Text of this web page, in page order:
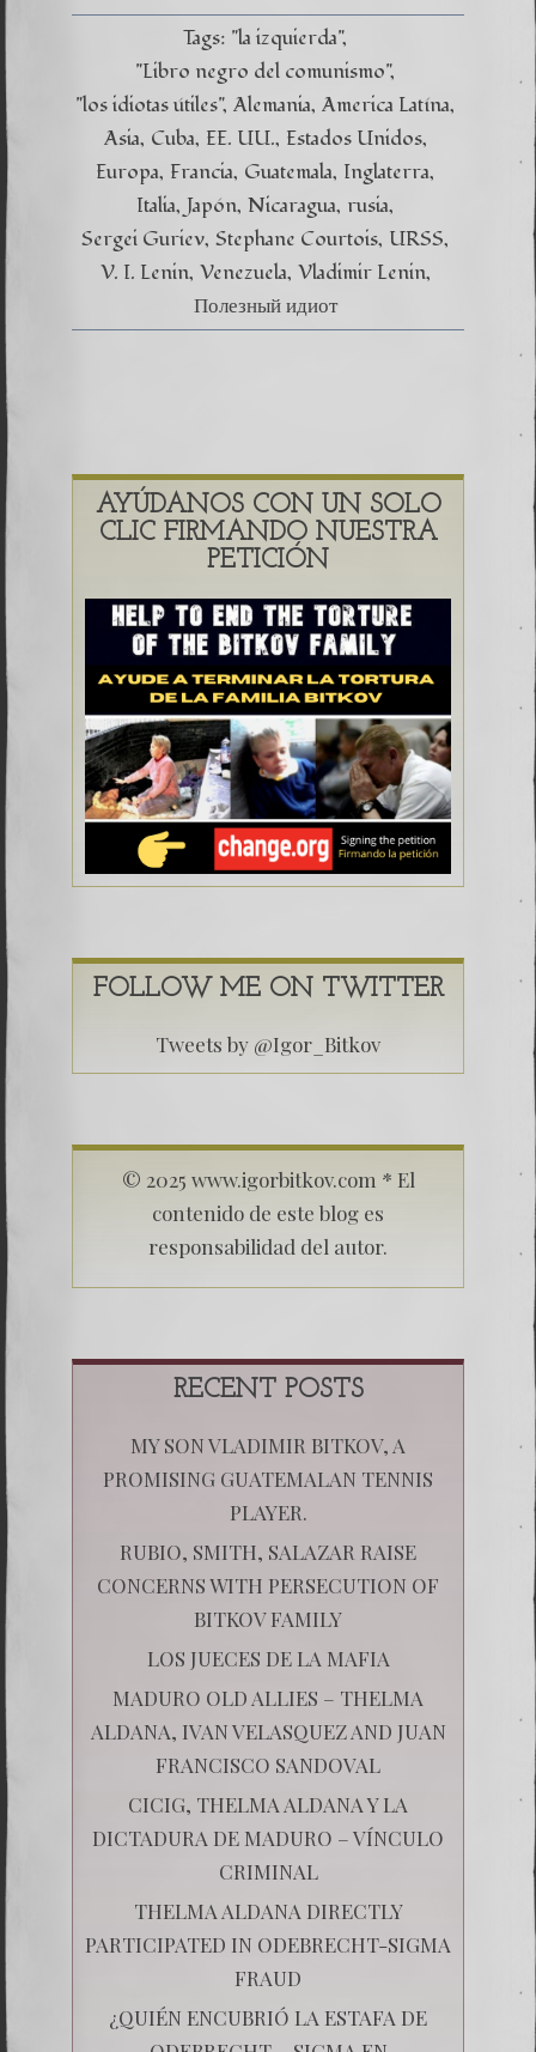
Tags: "la izquierda"
"Libro negro del comunismo"
"los idiotas útiles" Alemania America Latína
Asia Cuba EE. UU. Estados Unidos
Europa Francia Guatemala Inglaterra
Italia Japón Nicaragua rusia
Sergei Guriev Stephane Courtois URSS
V. I. Lenin Venezuela Vladimir Lenin
Полезный идиот
AYÚDANOS CON UN SOLO
CLIC FIRMANDO NUESTRA
PETICIÓN
FOLLOW ME ON TWITTER
Tweets by @Igor_Bitkov
© 2025 www.igorbitkov.com * El
contenido de este blog es
responsabilidad del autor.
RECENT POSTS
MY SON VLADIMIR BITKOV, A
PROMISING GUATEMALAN TENNIS
PLAYER.
RUBIO, SMITH, SALAZAR RAISE
CONCERNS WITH PERSECUTION OF
BITKOV FAMILY
LOS JUECES DE LA MAFIA
MADURO OLD ALLIES – THELMA
ALDANA, IVAN VELASQUEZ AND JUAN
FRANCISCO SANDOVAL
CICIG, THELMA ALDANA Y LA
DICTADURA DE MADURO – VÍNCULO
CRIMINAL
THELMA ALDANA DIRECTLY
PARTICIPATED IN ODEBRECHT-SIGMA
FRAUD
¿QUIÉN ENCUBRIÓ LA ESTAFA DE